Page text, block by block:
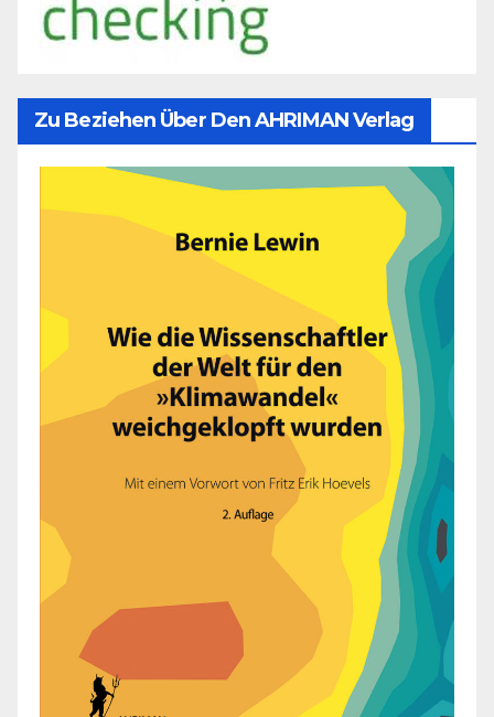
Zu Beziehen Über Den AHRIMAN Verlag